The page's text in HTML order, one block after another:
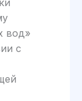
вод»
с